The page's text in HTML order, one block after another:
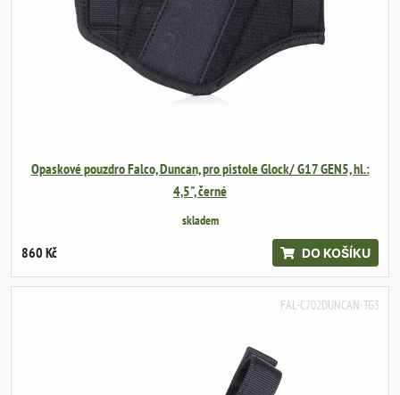
Opaskové pouzdro Falco, Duncan, pro pistole Glock/ G17 GEN5, hl.:
4,5", černé
skladem
860 Kč DO KOŠÍKU
FAL-C702DUNCAN-TG3